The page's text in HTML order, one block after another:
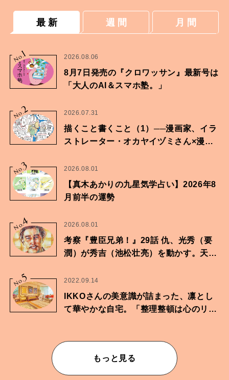
最 新 週 間 月 間
No.
1 2026.08.06
8月7日発売の『クロワッサン』最新号は
「大人のAI＆スマホ塾。」
No.2 2026.07.31
描くこと書くこと（1）──漫画家、イラ
ストレーター・オカヤイヅミさん×漫画
No.
3 2026.08.01
【真木あかりの九星気学占い】2026年8
月前半の運勢
No.
4 2026.08.01
考察『豊臣兄弟！』29話 仇、光秀（要
潤）が秀吉（池松壮亮）を動かす。天下
No.
5 2022.09.14
IKKOさんの美意識が詰まった、凛とし
て華やかな自宅。「整理整頓は心のリズ
もっと見る